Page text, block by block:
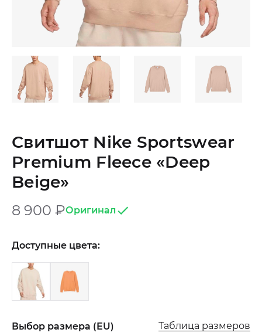
Свитшот Nike Sportswear
Premium Fleece «Deep
Beige»
8 900 ₽Оригинал
Доступные цвета:
Выбор размера (EU) Таблица размеров